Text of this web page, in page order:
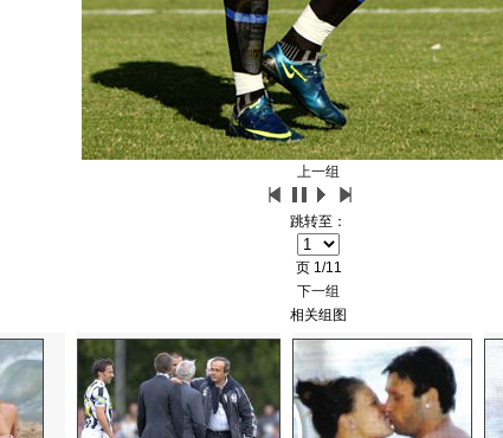
上一组
跳转至：
页 1/11
下一组
相关组图